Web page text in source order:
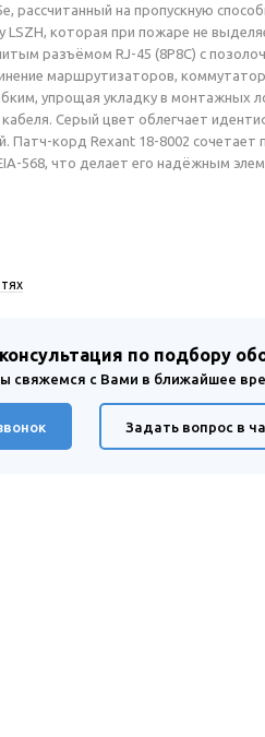
рассчитанный на пропускную
которая при пожаре не
разъёмом RJ-45 (8P8C) с
маршрутизаторов,
упрощая укладку в монтажных
Серый цвет облегчает
корд Rexant 18-8002 сочетает
568, что делает его надёжным
по подбору
свяжемся с Вами в ближайшее
Задать вопрос в